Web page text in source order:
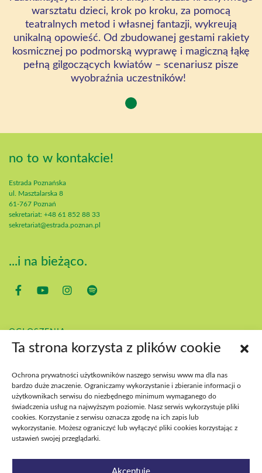
Ta strona korzysta z plików cookie
Ochrona prywatności użytkowników naszego serwisu www ma dla nas
bardzo duże znaczenie. Ograniczamy wykorzystanie i zbieranie informacji o
użytkownikach serwisu do niezbędnego minimum wymaganego do
świadczenia usług na najwyższym poziomie. Nasz serwis wykorzystuje pliki
cookies. Korzystanie z serwisu oznacza zgodę na ich zapis lub
wykorzystanie. Możesz ograniczyć lub wyłączyć pliki cookies korzystając z
ustawień swojej przeglądarki.
Akceptuję
warsztatu dzieci, krok po kroku, za pomocą
teatralnych metod i własnej fantazji, wykreują
unikalną opowieść. Od zbudowanej gestami rakiety
kosmicznej po podmorską wyprawę i magiczną łąkę
pełną gilgoczących kwiatów – scenariusz pisze
wyobraźnia uczestników!
no to w kontakcie!
Estrada Poznańska
ul. Masztalarska 8
61-767 Poznań
sekretariat: +48 61 852 88 33
sekretariat@estrada.poznan.pl
...i na bieżąco.
OGŁOSZENIA
KONTAKT
BIP
DEKLARACJA DOSTĘPNOŚCI
DOSTĘPNOŚĆ WYDARZEŃ